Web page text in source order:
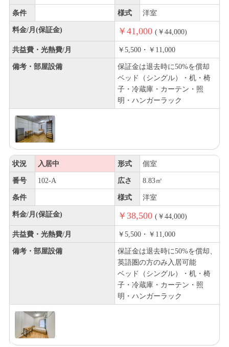
条件 様式 洋室
料金/月(保証金) ￥41,000 (￥44,000)
共益費・光熱費/月 ￥5,500・￥11,000
備考・部屋設備
保証金は退去時に50%を償却
ベッド（シングル）・机・椅
子・冷蔵庫・カーテン・照
明・ハンガーラック
状況 入居中 形式 個室
番号 102-A 広さ 8.83㎡
条件 様式 洋室
料金/月(保証金) ￥38,500 (￥44,000)
共益費・光熱費/月 ￥5,500・￥11,000
備考・部屋設備
保証金は退去時に50%を償却、
英語圏の方のみ入居可能
ベッド（シングル）・机・椅
子・冷蔵庫・カーテン・照
明・ハンガーラック